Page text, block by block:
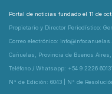
Portal de noticias fundado el 11 de
Propietario y Director Periodístico:
Correo electrónico:
Cañuelas, Provincia de Buenos
Teléfono / Whatsapp: +54 9 2226
N° de Edición: 6043 | N° de